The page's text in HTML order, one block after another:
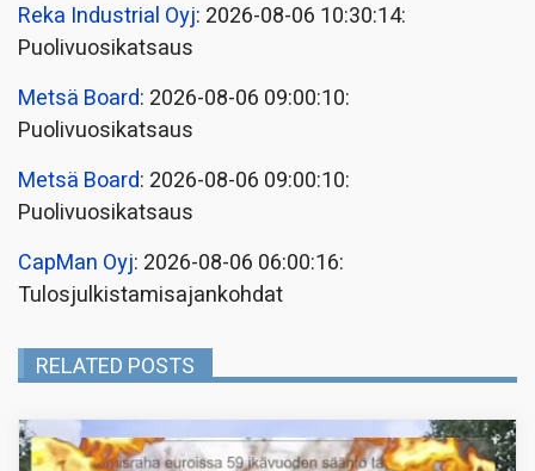
Reka Industrial Oyj: 2026-08-06 10:30:14:
Puolivuosikatsaus
Metsä Board: 2026-08-06 09:00:10:
Puolivuosikatsaus
Metsä Board: 2026-08-06 09:00:10:
Puolivuosikatsaus
CapMan Oyj: 2026-08-06 06:00:16:
Tulosjulkistamisajankohdat
RELATED POSTS